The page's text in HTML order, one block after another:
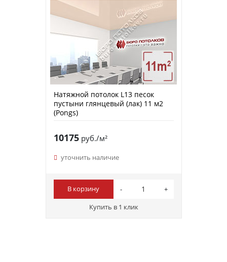
Натяжной потолок L13 песок
пустыни глянцевый (лак) 11 м2
(Pongs)
10175руб./м²
уточнить наличие
В корзину
Купить в 1 клик